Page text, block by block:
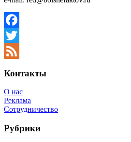
Facebook
Twitter
Контакты
О нас
Реклама
Сотрудничество
Рубрики